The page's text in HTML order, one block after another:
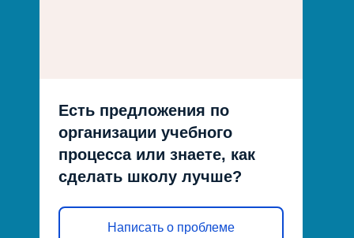
Есть предложения по
организации учебного
процесса или знаете, как
сделать школу лучше?
Написать о проблеме